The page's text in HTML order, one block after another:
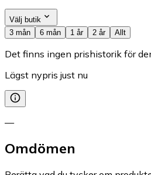
Välj butik
3 mån
6 mån 1 år 2 år Allt
Det finns ingen prishistorik för
Lägst nypris just nu
—
Omdömen